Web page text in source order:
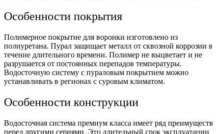
Особенности покрытия
Полимерное покрытие для воронки изготовлено из
полиуретана. Пурал защищает металл от сквозной коррозии в
течение длительного времени. Полимер не выцветает и не
разрушается от постоянных перепадов температуры.
Водосточную систему с пураловым покрытием можно
устанавливать в регионах с суровым климатом.
Особенности конструкции
Водосточная система премиум класса имеет ряд преимуществ
перед другими сериями. Это длительный срок эксплуатации